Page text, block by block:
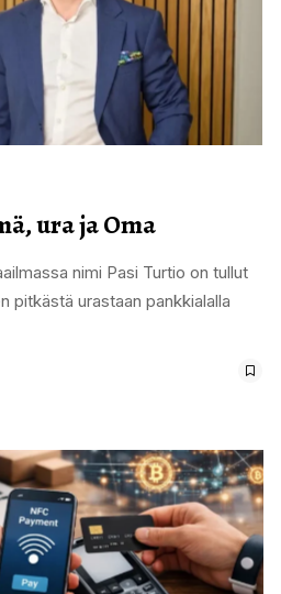
ura ja Oma
nimi Pasi Turtio on tullut
pitkästä urastaan pankkialalla